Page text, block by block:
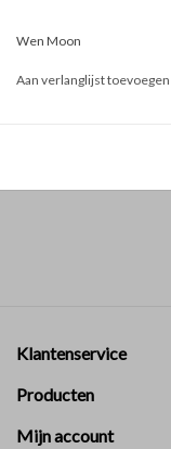
Wen Moon
Aan verlanglijst toevoegen
Klantenservice
Producten
Mijn account